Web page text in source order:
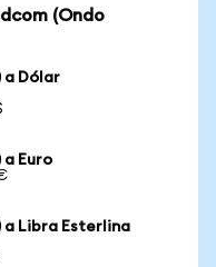
(Ondo
a Dólar
a Euro
a Libra Esterlina